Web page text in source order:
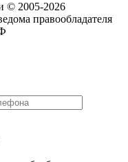
© 2005-2026
правообладателя